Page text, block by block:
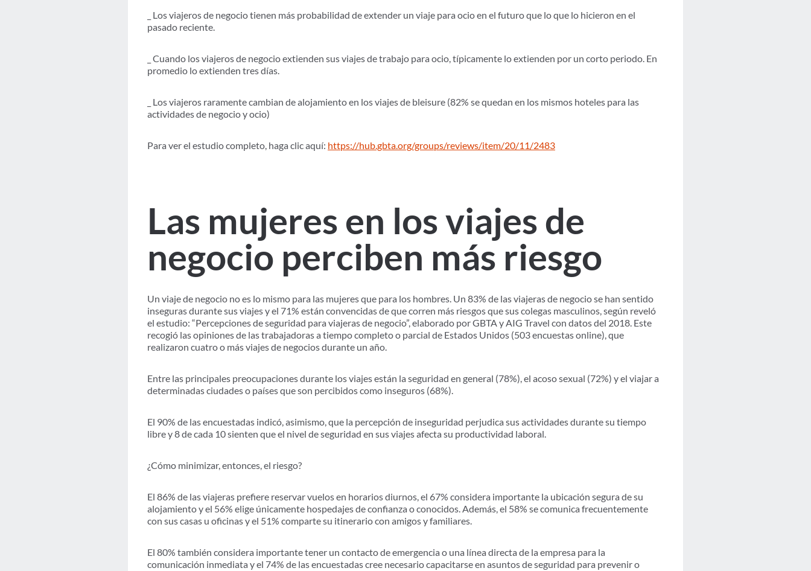
_ Los viajeros de negocio tienen más probabilidad de extender un viaje para ocio en el futuro que lo que lo hicieron en el
pasado reciente.
_ Cuando los viajeros de negocio extienden sus viajes de trabajo para ocio, típicamente lo extienden por un corto periodo. En
promedio lo extienden tres días.
_ Los viajeros raramente cambian de alojamiento en los viajes de bleisure (82% se quedan en los mismos hoteles para las
actividades de negocio y ocio)
Para ver el estudio completo, haga clic aquí: https://hub.gbta.org/groups/reviews/item/20/11/2483
Las mujeres en los viajes de
negocio perciben más riesgo
Un viaje de negocio no es lo mismo para las mujeres que para los hombres. Un 83% de las viajeras de negocio se han sentido
inseguras durante sus viajes y el 71% están convencidas de que corren más riesgos que sus colegas masculinos, según reveló
el estudio: “Percepciones de seguridad para viajeras de negocio”, elaborado por GBTA y AIG Travel con datos del 2018. Este
recogió las opiniones de las trabajadoras a tiempo completo o parcial de Estados Unidos (503 encuestas online), que
realizaron cuatro o más viajes de negocios durante un año.
Entre las principales preocupaciones durante los viajes están la seguridad en general (78%), el acoso sexual (72%) y el viajar a
determinadas ciudades o países que son percibidos como inseguros (68%).
El 90% de las encuestadas indicó, asimismo, que la percepción de inseguridad perjudica sus actividades durante su tiempo
libre y 8 de cada 10 sienten que el nivel de seguridad en sus viajes afecta su productividad laboral.
¿Cómo minimizar, entonces, el riesgo?
El 86% de las viajeras prefiere reservar vuelos en horarios diurnos, el 67% considera importante la ubicación segura de su
alojamiento y el 56% elige únicamente hospedajes de confianza o conocidos. Además, el 58% se comunica frecuentemente
con sus casas u oficinas y el 51% comparte su itinerario con amigos y familiares.
El 80% también considera importante tener un contacto de emergencia o una línea directa de la empresa para la
comunicación inmediata y el 74% de las encuestadas cree necesario capacitarse en asuntos de seguridad para prevenir o